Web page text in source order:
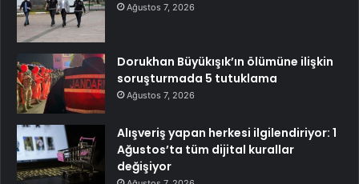
Ağustos 7, 2026
Dorukhan Büyükışık’ın ölümüne ilişkin
soruşturmada 5 tutuklama
Ağustos 7, 2026
Alışveriş yapan herkesi ilgilendiriyor: 1
Ağustos’ta tüm dijital kurallar
değişiyor